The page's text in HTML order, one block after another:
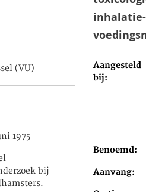
(VU)
1975
bij
Aangesteld
bij
Benoemd
Aanvang